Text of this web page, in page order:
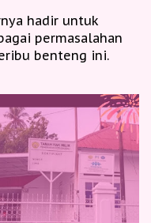
hadir untuk
permasalahan
benteng ini.